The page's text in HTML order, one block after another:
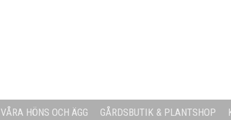
VÅRA HÖNS OCH ÄGG GÅRDSBUTIK & PLANTSHOP